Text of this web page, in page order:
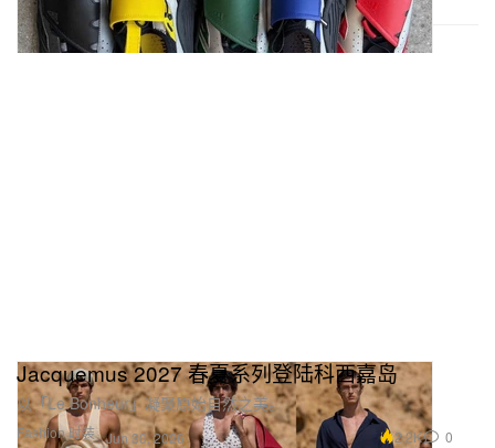
Fashion 时装
Jacquemus 2027 春夏系列登陆科西嘉岛
以「Le Bonheur」凝聚原始自然之美。
Jun 30, 2026 2.2K 0